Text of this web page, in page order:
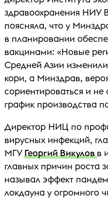
здравоохранения НИУ
поясняла, что у
в планировании
вакцинами: «Новые
Cредней Азии
кори, а Минздрав,
сориентироваться и не
график производства
Директор НИЦ по
вирусных инфекций,
МГУГеоргий Викуловв
главных причин роста
называл эффект
локдауна у огромного